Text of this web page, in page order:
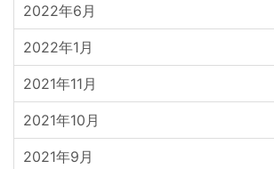
2022年6月
2022年1月
2021年11月
2021年10月
2021年9月